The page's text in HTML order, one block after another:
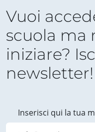
Vuoi
scuola ma
iniziare?
newsletter!
Inserisci qui la tua